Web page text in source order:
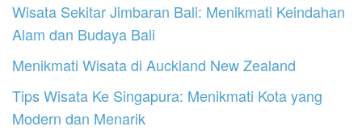
Wisata Sekitar Jimbaran Bali: Menikmati Keindahan
Alam dan Budaya Bali
Menikmati Wisata di Auckland New Zealand
Tips Wisata Ke Singapura: Menikmati Kota yang
Modern dan Menarik